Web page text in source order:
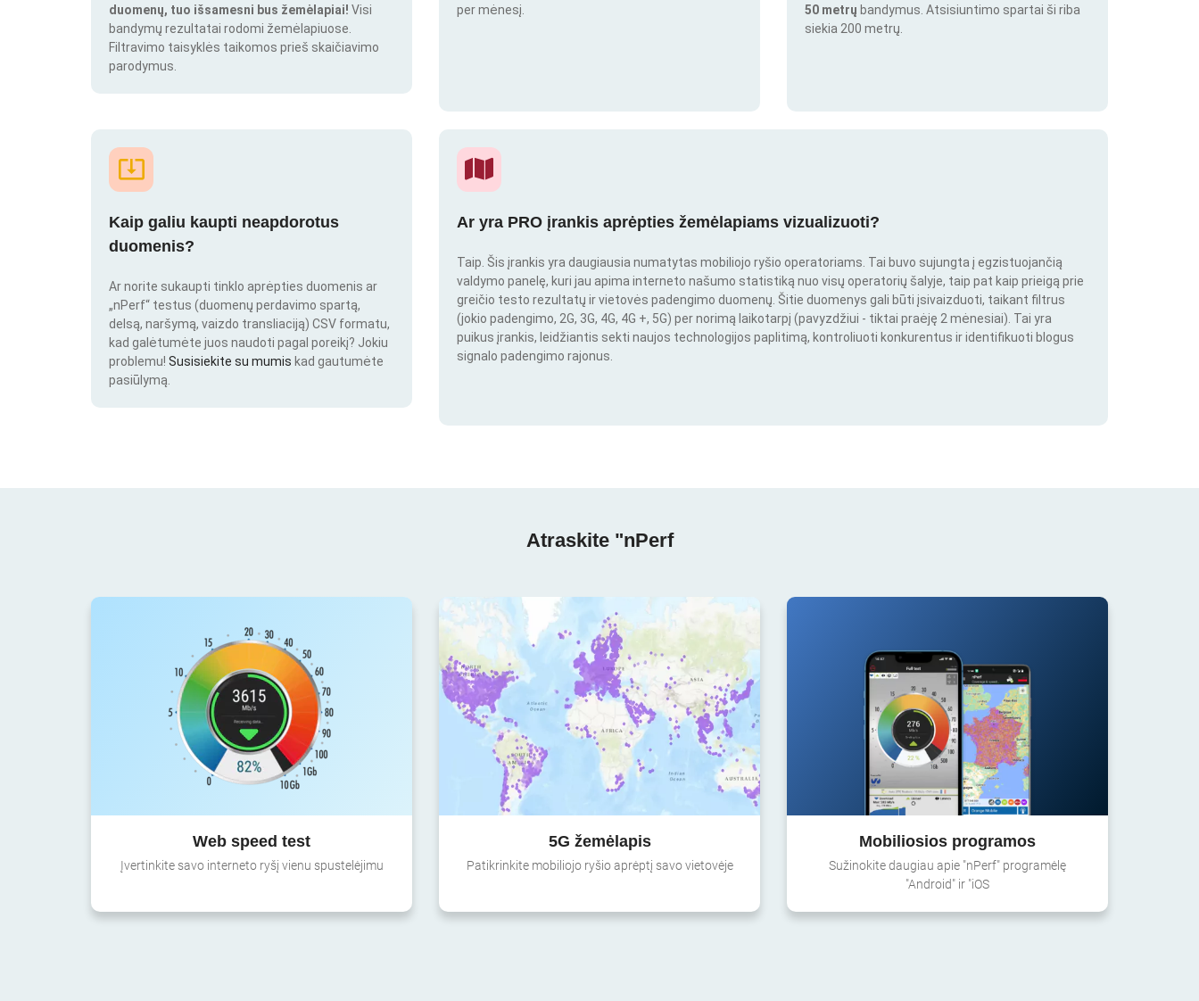
duomenų, tuo išsamesni bus žemėlapiai! Visi
bandymų rezultatai rodomi žemėlapiuose.
Filtravimo taisyklės taikomos prieš skaičiavimo
parodymus.
per mėnesį.
50 metrų bandymus. Atsisiuntimo spartai ši riba
siekia 200 metrų.
Kaip galiu kaupti neapdorotus
duomenis?
Ar norite sukaupti tinklo aprėpties duomenis ar
„nPerf“ testus (duomenų perdavimo spartą,
delsą, naršymą, vaizdo transliaciją) CSV formatu,
kad galėtumėte juos naudoti pagal poreikį? Jokiu
problemu! Susisiekite su mumis kad gautumėte
pasiūlymą.
Ar yra PRO įrankis aprėpties žemėlapiams vizualizuoti?
Taip. Šis įrankis yra daugiausia numatytas mobiliojo ryšio operatoriams. Tai buvo sujungta į egzistuojančią
valdymo panelę, kuri jau apima interneto našumo statistiką nuo visų operatorių šalyje, taip pat kaip prieigą prie
greičio testo rezultatų ir vietovės padengimo duomenų. Šitie duomenys gali būti įsivaizduoti, taikant filtrus
(jokio padengimo, 2G, 3G, 4G, 4G +, 5G) per norimą laikotarpį (pavyzdžiui - tiktai praėję 2 mėnesiai). Tai yra
puikus įrankis, leidžiantis sekti naujos technologijos paplitimą, kontroliuoti konkurentus ir identifikuoti blogus
signalo padengimo rajonus.
Atraskite "nPerf
Web speed test
Įvertinkite savo interneto ryšį vienu spustelėjimu
5G žemėlapis
Patikrinkite mobiliojo ryšio aprėptį savo vietovėje
Mobiliosios programos
Sužinokite daugiau apie "nPerf" programėlę
"Android" ir "iOS